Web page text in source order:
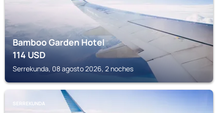
Bamboo Garden Hotel
114USD
Serrekunda, 08 agosto 2026, 2 noches
SERREKUNDA